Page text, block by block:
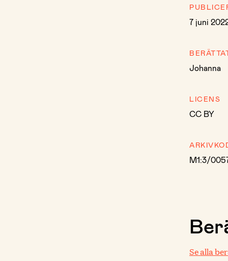
7 juni
Johanna
LICENS
CC BY
M1:3/
Se alla